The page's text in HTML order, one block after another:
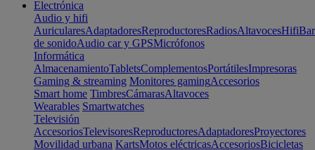
Electrónica
Audio y hifi
AuricularesAdaptadoresReproductoresRadiosAltavocesHifi
de sonidoAudio car y GPSMicrófonos
Informática
AlmacenamientoTabletsComplementosPortátilesImpresoras
Gaming & streaming Monitores gamingAccesorios
Smart home TimbresCámarasAltavoces
Wearables Smartwatches
Televisión
AccesoriosTelevisoresReproductoresAdaptadoresProyectores
Movilidad urbana KartsMotos eléctricasAccesoriosBicicletas